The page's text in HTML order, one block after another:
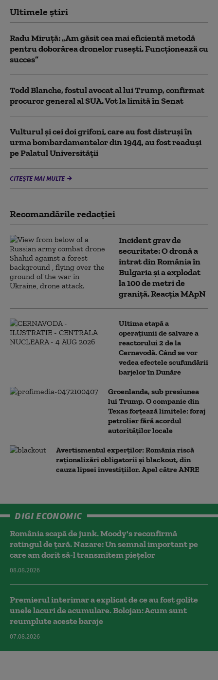
Ultimele știri
Radu Miruță: „Am găsit cea mai eficientă metodă
pentru doborârea dronelor rusești. Funcționează cu
succes”
Todd Blanche, fostul avocat al lui Trump, confirmat
procuror general al SUA. Vot la limită în Senat
Vulturul şi cei doi grifoni, care au fost distruşi în
urma bombardamentelor din 1944, au fost readuși
pe Palatul Universității
CITEȘTE MAI MULTE
Recomandările redacţiei
Incident grav de
securitate: O dronă a
intrat din România în
Bulgaria şi a explodat
la 100 de metri de
graniţă. Reacția MApN
Ultima etapă a
operațiunii de salvare a
reactorului 2 de la
Cernavodă. Când se vor
vedea efectele scufundării
barjelor în Dunăre
Groenlanda, sub presiunea
lui Trump. O companie din
Texas forțează limitele: foraj
petrolier fără acordul
autorităților locale
Avertismentul experților: România riscă
raționalizări obligatorii și blackout, din
cauza lipsei investițiilor. Apel către ANRE
DIGI ECONOMIC
România scapă de junk. Moody's reconfirmă
ratingul de țară. Nazare: Un semnal important pe
care am dorit să-l transmitem piețelor
08.08.2026
Premierul interimar a explicat de ce au fost golite
unele lacuri de acumulare. Bolojan: Acum sunt
reumplute aceste baraje
07.08.2026